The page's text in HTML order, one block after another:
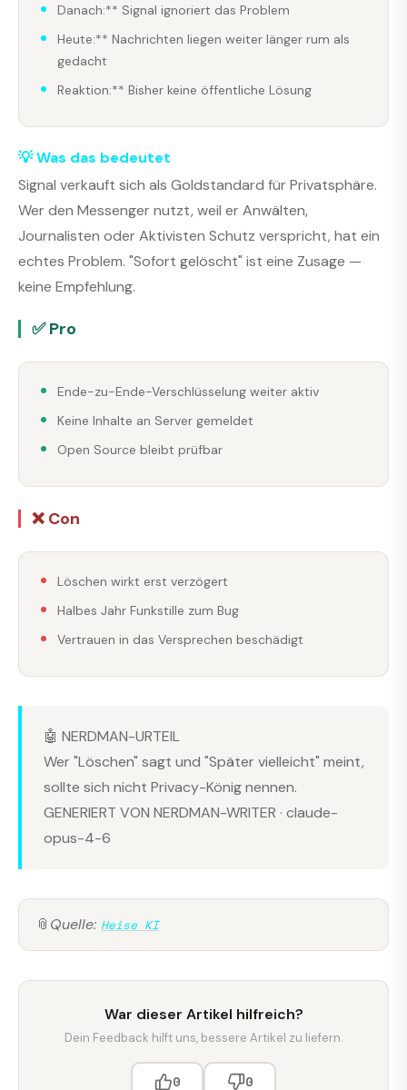
Danach:** Signal ignoriert das Problem
Heute:** Nachrichten liegen weiter länger rum als
gedacht
Reaktion:** Bisher keine öffentliche Lösung
💡 Was das bedeutet
Signal verkauft sich als Goldstandard für Privatsphäre.
Wer den Messenger nutzt, weil er Anwälten,
Journalisten oder Aktivisten Schutz verspricht, hat ein
echtes Problem. "Sofort gelöscht" ist eine Zusage —
keine Empfehlung.
✅ Pro
Ende-zu-Ende-Verschlüsselung weiter aktiv
Keine Inhalte an Server gemeldet
Open Source bleibt prüfbar
❌ Con
Löschen wirkt erst verzögert
Halbes Jahr Funkstille zum Bug
Vertrauen in das Versprechen beschädigt
🤖 NERDMAN-URTEIL
Wer "Löschen" sagt und "Später vielleicht" meint,
sollte sich nicht Privacy-König nennen.
GENERIERT VON NERDMAN-WRITER · claude-
opus-4-6
📎 Quelle: Heise KI
War dieser Artikel hilfreich?
Dein Feedback hilft uns, bessere Artikel zu liefern.
0 0